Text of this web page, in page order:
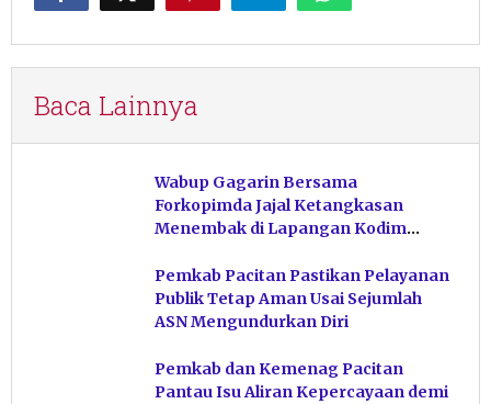
Baca Lainnya
Wabup Gagarin Bersama
Forkopimda Jajal Ketangkasan
Menembak di Lapangan Kodim
Pemkab Pacitan Pastikan Pelayanan
Publik Tetap Aman Usai Sejumlah
ASN Mengundurkan Diri
Pemkab dan Kemenag Pacitan
Pantau Isu Aliran Kepercayaan demi